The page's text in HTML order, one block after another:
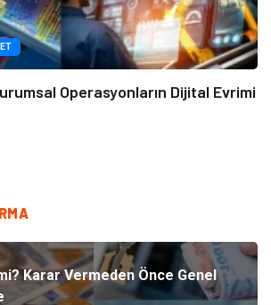
Operasyonların Dijital Evrimi
Karar Vermeden Önce Genel